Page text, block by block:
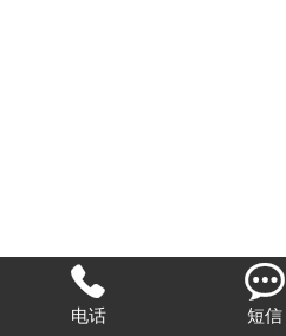

电话

短信